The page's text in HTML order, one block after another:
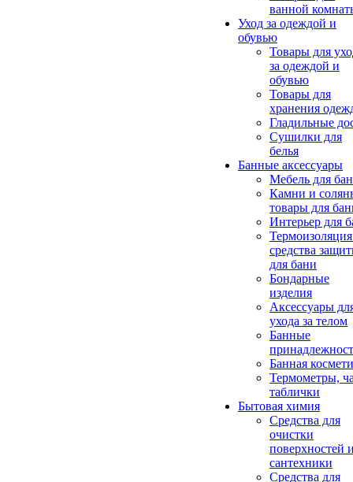
ванной
Уход за одеждой и
обувью
Товары для
за одеждой и
обувью
Товары для
хранения
Гладильные
Сушилки для
белья
Банные аксессуары
Мебель для
Камни и
товары для
Интерьер для
средства
для бани
Бондарные
изделия
Аксеcсуары
ухода за телом
Банные
Банная
Термометры,
таблички
Бытовая химия
Средства для
очистки
поверхностей
сантехники
Средства для